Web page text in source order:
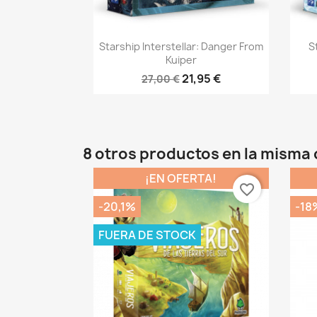
Vista rápida
Starship Interstellar: Danger From
Kuiper
27,00 €21,95 €
8 otros productos en la misma
¡EN OFERTA!
-20,1%
FUERA DE STOCK
favorite_border
-